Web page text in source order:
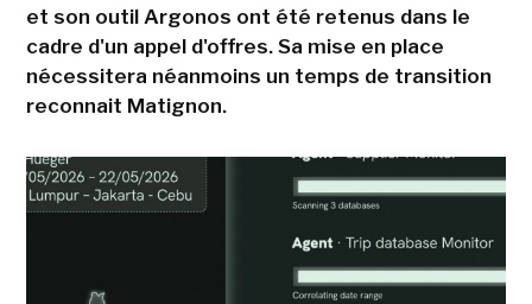
et son outil Argonos ont été retenus dans le
cadre d'un appel d'offres. Sa mise en place
nécessitera néanmoins un temps de transition
reconnait Matignon.